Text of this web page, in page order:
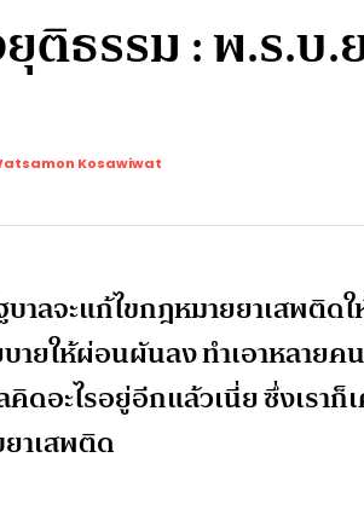
ติธรรม : พ.ร.บ
Kosawiwat
าลจะแก้ไขกฎหมายยาเสพติ
ายให้ผ่อนผันลง ทำเอาหลาย
คิดอะไรอยู่อีกแล้วเนี่ย ซึ่งเรา
าเสพติด